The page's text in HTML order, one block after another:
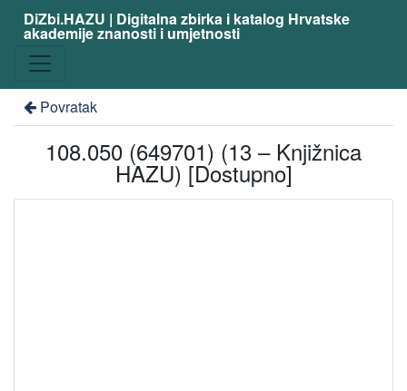
DiZbi.HAZU | Digitalna zbirka i katalog Hrvatske
akademije znanosti i umjetnosti
Povratak
108.050 (649701) (13 – Knjižnica
HAZU) [Dostupno]